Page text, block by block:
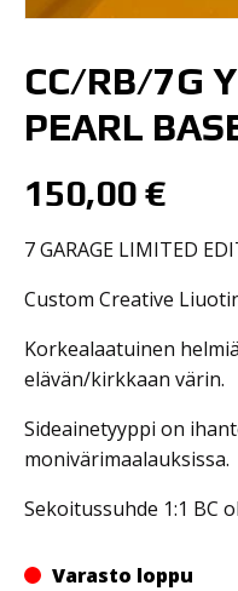
CC/RB/7G
PEARL
150,00 €
7 GARAGE LIMITED
Custom Creative
Korkealaatuinen
elävän/kirkkaan värin.
Sideainetyyppi on
monivärimaalauksissa.
Sekoitussuhde 1:1 BC
Varasto loppu